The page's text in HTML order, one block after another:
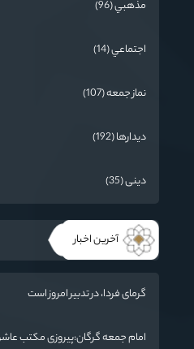
مذهبي (96)
اجتماعي (14)
نماز جمعه (107)
دیدارها (192)
دینی (35)
آخرین اخبار
گرمای فردا، در تدبیر امروز است
امام جمعه گرگان:پیروزی مکتب